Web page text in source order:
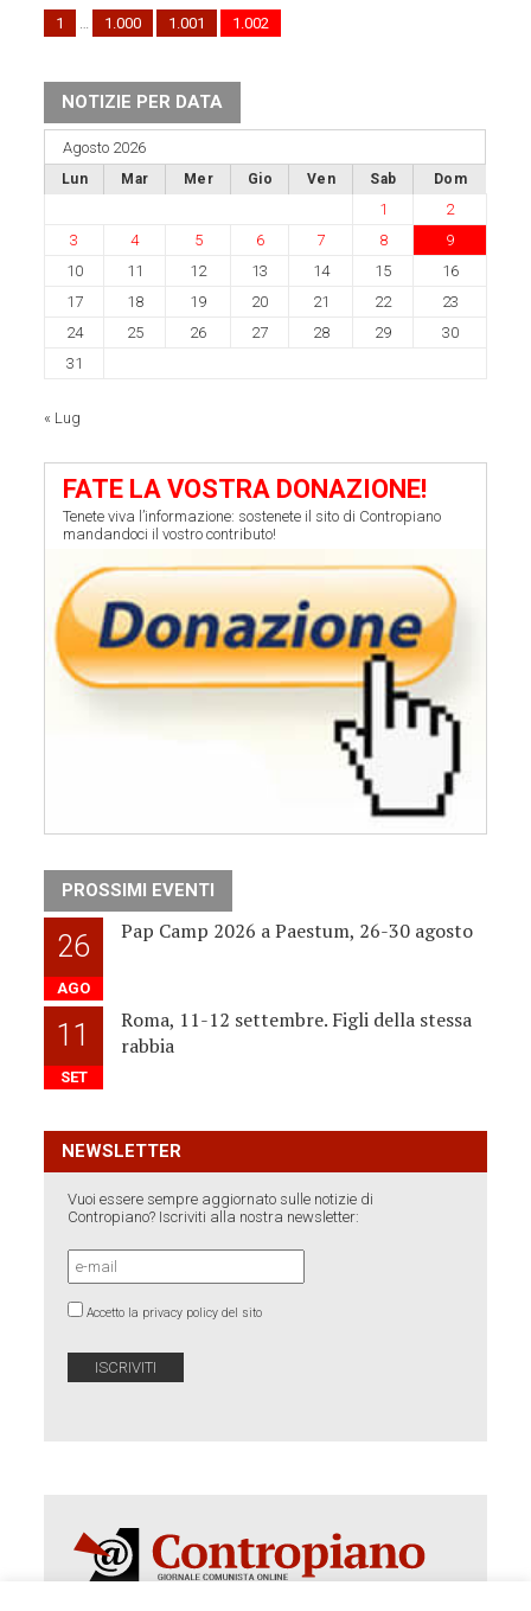
1 … 1.000 1.001 1.002
NOTIZIE PER DATA
Agosto 2026
Lun Mar Mer Gio Ven Sab Dom
1
2
3
4 5 6 7 8
9
10
11 12 13 14 15
16
17
18 19 20 21 22
23
24
25 26 27 28 29
30
31
« Lug
FATE LA VOSTRA DONAZIONE!
Tenete viva l’informazione: sostenete il sito di Contropiano
mandandoci il vostro contributo!
PROSSIMI EVENTI
26
AGO
Pap Camp 2026 a Paestum, 26-30 agosto
11
SET
Roma, 11-12 settembre. Figli della stessa
rabbia
NEWSLETTER
Vuoi essere sempre aggiornato sulle notizie di
Contropiano? Iscriviti alla nostra newsletter:
Accetto la privacy policy del sito